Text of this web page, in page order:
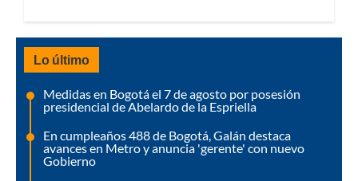
Lo último
Medidas en Bogotá el 7 de agosto por posesión
presidencial de Abelardo de la Espriella
En cumpleaños 488 de Bogotá, Galán destaca
avances en Metro y anuncia 'gerente' con nuevo
Gobierno